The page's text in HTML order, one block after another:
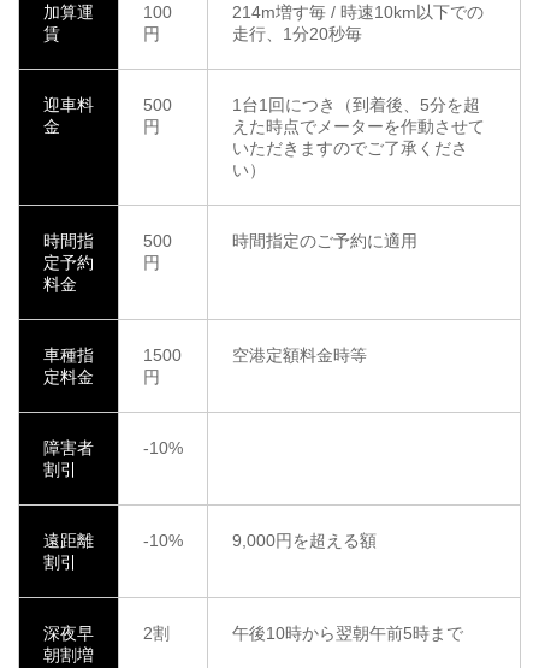
加算運
賃
100
円
214m増す毎 / 時速10km以下での
走行、1分20秒毎
迎車料
金
500
円
1台1回につき（到着後、5分を超
えた時点でメーターを作動させて
いただきますのでご了承くださ
い）
時間指
定予約
料金
500
円
時間指定のご予約に適用
車種指
定料金
1500
円
空港定額料金時等
障害者
割引
-10%
遠距離
割引
-10% 9,000円を超える額
深夜早
朝割増
2割 午後10時から翌朝午前5時まで